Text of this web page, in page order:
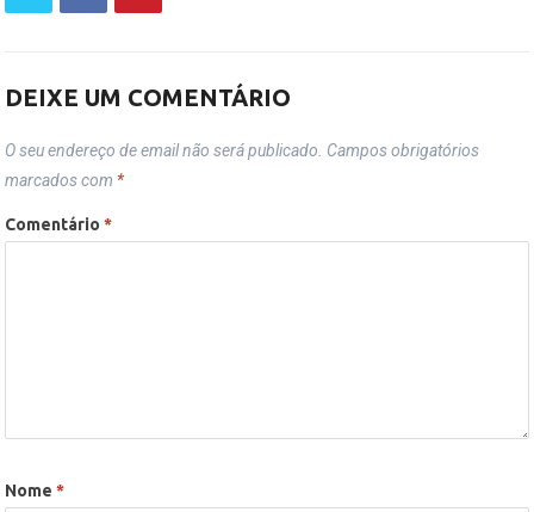
DEIXE UM COMENTÁRIO
O seu endereço de email não será publicado. Campos obrigatórios
marcados com *
Comentário*
Nome*